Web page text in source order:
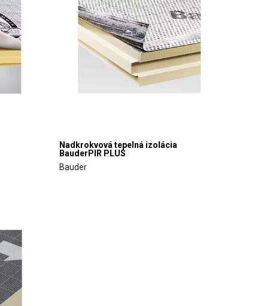
Nadkrokvová tepelná izolácia
BauderPIR PLUS
Bauder